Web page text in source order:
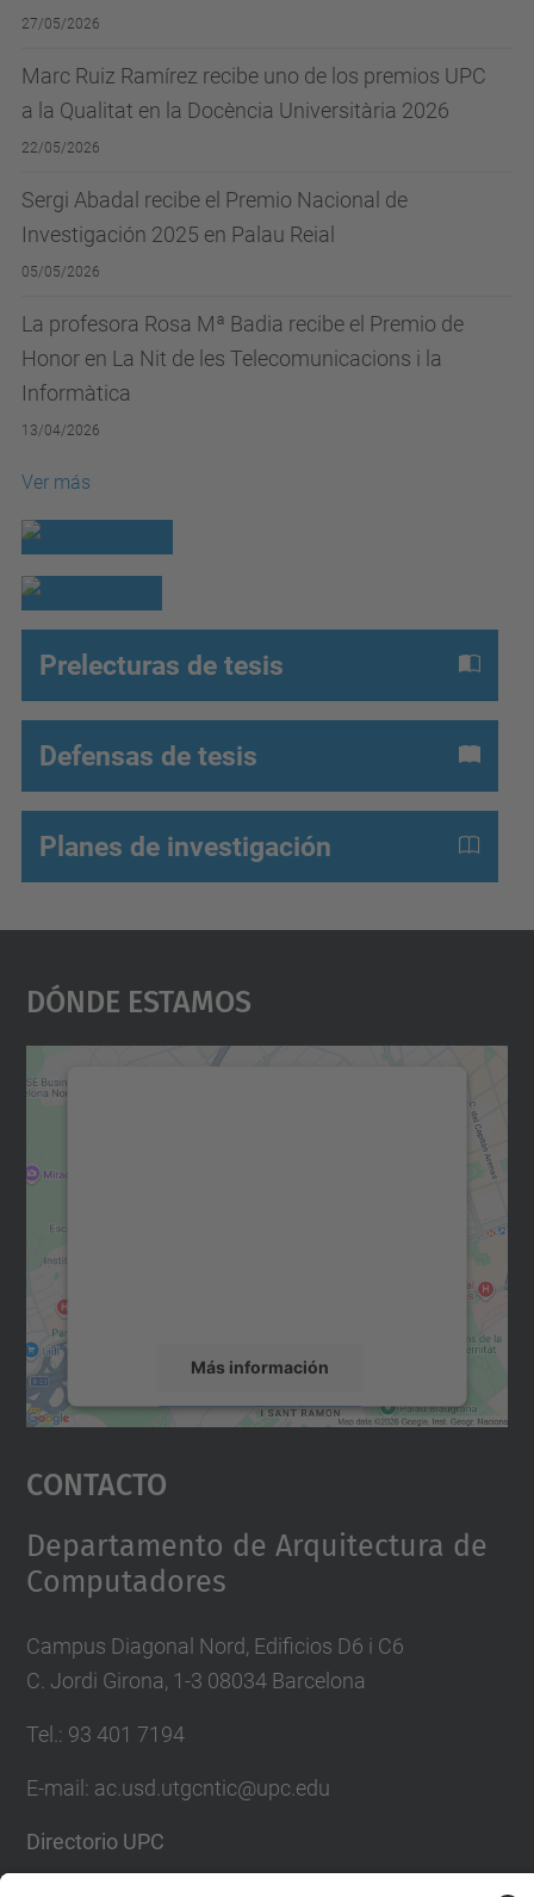
27/05/2026
Marc Ruiz Ramírez recibe uno de los premios UPC
a la Qualitat en la Docència Universitària 2026
22/05/2026
Sergi Abadal recibe el Premio Nacional de
Investigación 2025 en Palau Reial
05/05/2026
La profesora Rosa Mª Badia recibe el Premio de
Honor en La Nit de les Telecomunicacions i la
Informàtica
13/04/2026
Ver más
Prelecturas de tesis
Defensas de tesis
Planes de investigación
Dónde Estamos
Más información
Aceptar
powered by
Contacto
Departamento de Arquitectura de
Computadores
Campus Diagonal Nord, Edificios D6 i C6
C. Jordi Girona, 1-3 08034 Barcelona
Tel.: 93 401 7194
E-mail: ac.usd.utgcntic@upc.edu
Directorio UPC